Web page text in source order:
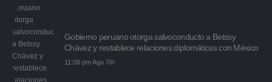
Gobierno peruano otorga salvoconducto a Betssy
Chávez y restablece relaciones diplomáticas con México
11:08 pm Ago 7th